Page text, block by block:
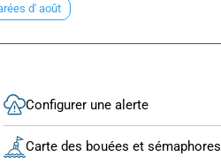
d' août
Configurer une alerte
Carte des bouées et sémaphores